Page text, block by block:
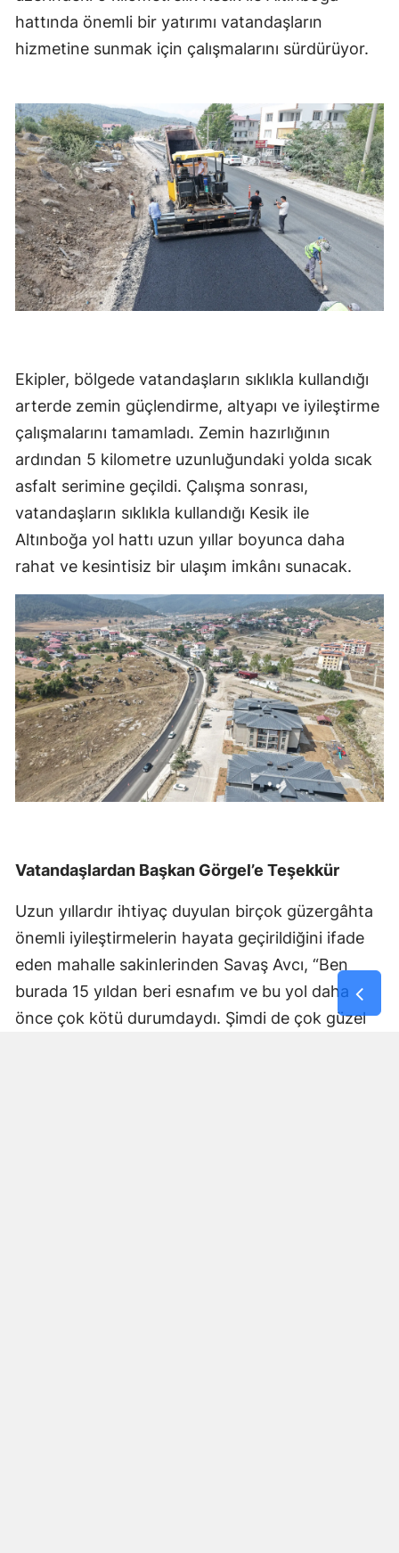
hattında önemli bir yatırımı vatandaşların
hizmetine sunmak için çalışmalarını sürdürüyor.
Ekipler, bölgede vatandaşların sıklıkla kullandığı
arterde zemin güçlendirme, altyapı ve iyileştirme
çalışmalarını tamamladı. Zemin hazırlığının
ardından 5 kilometre uzunluğundaki yolda sıcak
asfalt serimine geçildi. Çalışma sonrası,
vatandaşların sıklıkla kullandığı Kesik ile
Altınboğa yol hattı uzun yıllar boyunca daha
rahat ve kesintisiz bir ulaşım imkânı sunacak.
Vatandaşlardan Başkan Görgel’e Teşekkür
Uzun yıllardır ihtiyaç duyulan birçok güzergâhta
önemli iyileştirmelerin hayata geçirildiğini ifade
eden mahalle sakinlerinden Savaş Avcı, “Ben
burada 15 yıldan beri esnafım ve bu yol daha
önce çok kötü durumdaydı. Şimdi de çok güzel